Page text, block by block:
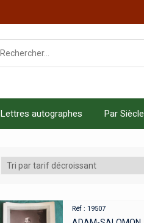
Lettres autographes Par Siècle
Réf : 19507